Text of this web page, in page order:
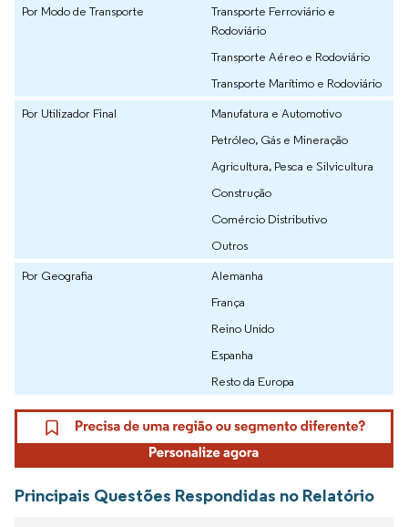
Por Modo de Transporte
Transporte Ferroviário e
Rodoviário
Transporte Aéreo e Rodoviário
Transporte Marítimo e Rodoviário
Por Utilizador Final
Manufatura e Automotivo
Petróleo, Gás e Mineração
Agricultura, Pesca e Silvicultura
Construção
Comércio Distributivo
Outros
Por Geografia
Alemanha
França
Reino Unido
Espanha
Resto da Europa
Principais Questões Respondidas no Relatório